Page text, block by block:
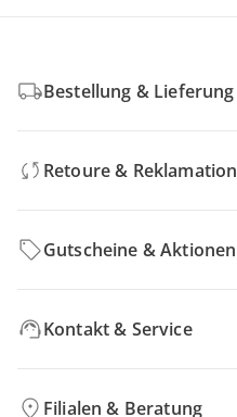
Bestellung & Lieferung
Retoure & Reklamation
Gutscheine & Aktionen
Kontakt & Service
Filialen & Beratung